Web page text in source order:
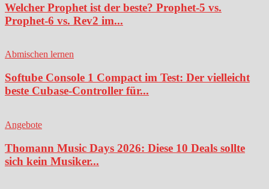
Welcher Prophet ist der beste? Prophet-5 vs.
Prophet-6 vs. Rev2 im...
Abmischen lernen
Softube Console 1 Compact im Test: Der vielleicht
beste Cubase-Controller für...
Angebote
Thomann Music Days 2026: Diese 10 Deals sollte
sich kein Musiker...